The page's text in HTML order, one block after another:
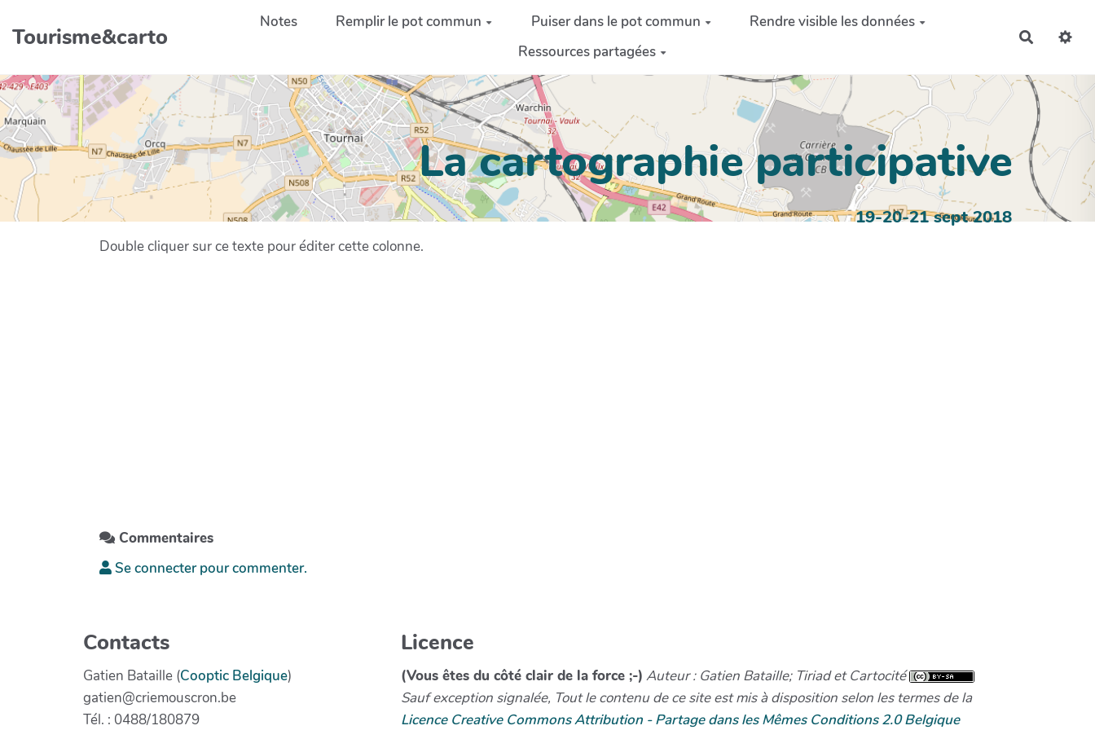
Tourisme&carto
Notes Remplir le pot commun Puiser dans le pot commun
Rendre visible les données
Ressources partagées
La cartographie participative
19-20-21 sept 2018
Double cliquer sur ce texte pour éditer cette colonne.
Commentaires
Se connecter pour commenter.
Contacts
Gatien Bataille (Cooptic Belgique)
gatien@criemouscron.be
Tél. : 0488/180879
Licence
(Vous êtes du côté clair de la force ;-) Auteur : Gatien Bataille; Tiriad et Cartocité
Sauf exception signalée, Tout le contenu de ce site est mis à disposition selon les termes de la
Licence Creative Commons Attribution - Partage dans les Mêmes Conditions 2.0 Belgique